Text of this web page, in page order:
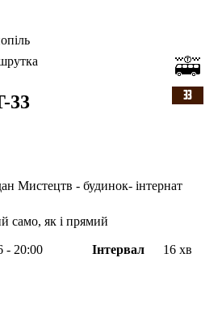
33
Мистецтв - будинок- інтернат
само, як і прямий
- 20:00 Інтервал 16 хв